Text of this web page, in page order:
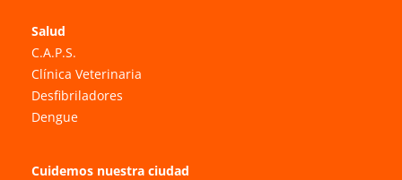
Salud
C.A.P.S.
Clínica Veterinaria
Desfibriladores
Dengue
Cuidemos nuestra ciudad